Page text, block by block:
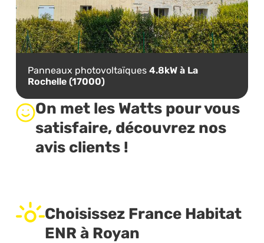
Panneaux photovoltaïques 4.8kW à La
Rochelle (17000)
On met les Watts pour vous
satisfaire, découvrez nos
avis clients !
Choisissez France Habitat
ENR à Royan